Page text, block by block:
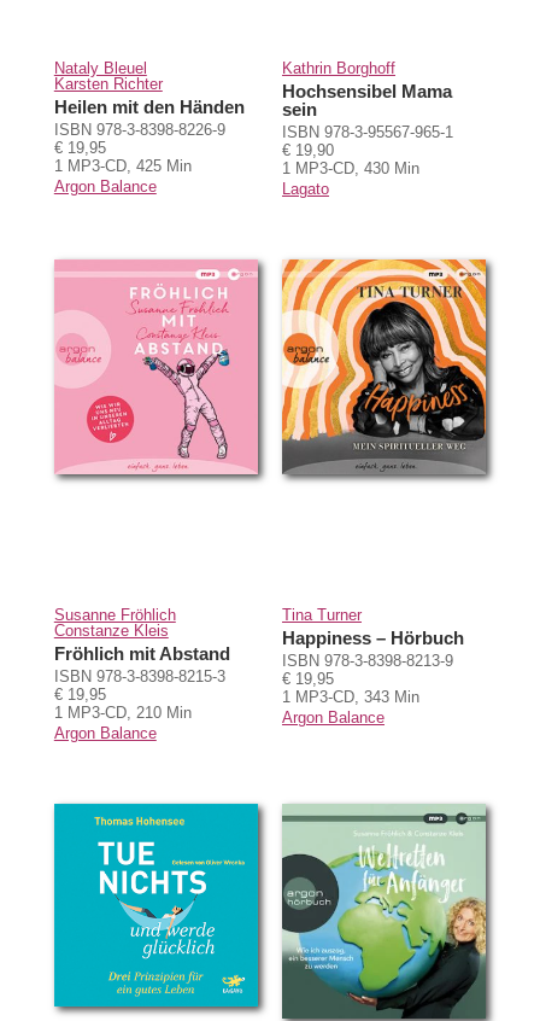
Nataly Bleuel
Karsten Richter
Heilen mit den Händen
ISBN 978-3-8398-8226-9
€ 19,95
1 MP3-CD, 425 Min
Argon Balance
Kathrin Borghoff
Hochsensibel Mama
sein
ISBN 978-3-95567-965-1
€ 19,90
1 MP3-CD, 430 Min
Lagato
Susanne Fröhlich
Constanze Kleis
Fröhlich mit Abstand
ISBN 978-3-8398-8215-3
€ 19,95
1 MP3-CD, 210 Min
Argon Balance
Tina Turner
Happiness – Hörbuch
ISBN 978-3-8398-8213-9
€ 19,95
1 MP3-CD, 343 Min
Argon Balance